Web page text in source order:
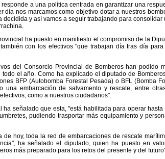
a una política centrada en garantizar una
nos marcamos como objetivo dotar a nuestros
y así vamos a seguir trabajando para
ha puesto en manifiesto el compromiso de la
con los efectivos "que trabajan día tras día para
del Consorcio Provincial de Bomberos han podido
el año. Como ha explicado el diputado de
BFP (Autobomba Forestal Pesada) o BFL (Bomba
una embarcación de salvamento y rescate, entre
como a nuestros ciudadanos".
señalado que esta, "está habilitada para operar
pudiendo trasportar más equipamiento y
hoy, toda la red de embarcaciones de rescate
ha señalado el diputado, quien ha puesto en
más preparado para los retos del presente y del